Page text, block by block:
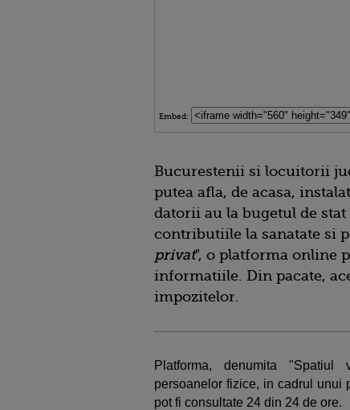
Embed:
Bucurestenii si locuitorii
putea afla, de acasa,
datorii au la bugetul de
contributiile la sanatate si
privat", o platforma online
informatiile. Din pacate,
impozitelor.
Platforma, denumita "Spatiul
persoanelor fizice, in cadrul unui
pot fi consultate 24 din 24 de ore.